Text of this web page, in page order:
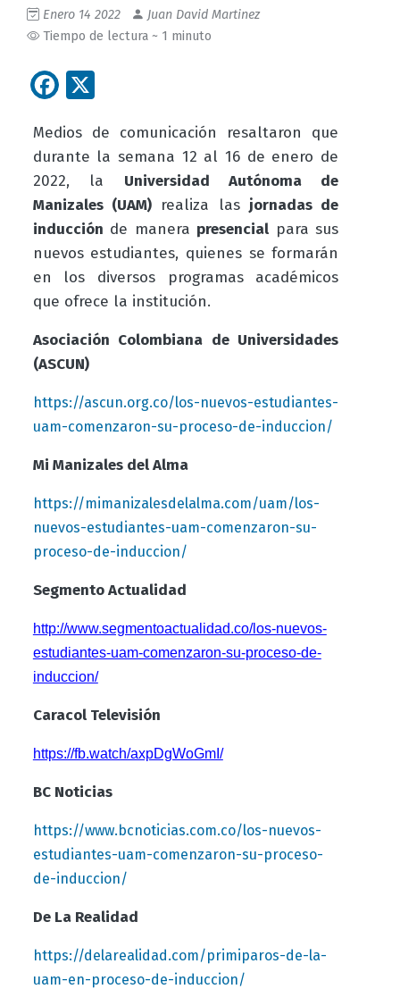
Enero 14 2022
Juan David Martinez
Tiempo de lectura ~ 1 minuto
Facebook
Medios de comunicación resaltaron que
durante la semana 12 al 16 de enero de
2022, la Universidad Autónoma de
Manizales (UAM) realiza las jornadas de
inducción de manera presencial para sus
nuevos estudiantes, quienes se formarán
en los diversos programas académicos
que ofrece la institución.
Asociación Colombiana de Universidades
(ASCUN)
https://ascun.org.co/los-nuevos-estudiantes-
uam-comenzaron-su-proceso-de-induccion/
Mi Manizales del Alma
https://mimanizalesdelalma.com/uam/los-
nuevos-estudiantes-uam-comenzaron-su-
proceso-de-induccion/
Segmento Actualidad
http://www.segmentoactualidad.co/los-nuevos-
estudiantes-uam-comenzaron-su-proceso-de-
induccion/
Caracol Televisión
https://fb.watch/axpDgWoGmI/
BC Noticias
https://www.bcnoticias.com.co/los-nuevos-
estudiantes-uam-comenzaron-su-proceso-
de-induccion/
De La Realidad
https://delarealidad.com/primiparos-de-la-
uam-en-proceso-de-induccion/